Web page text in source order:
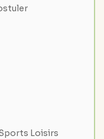
Loisirs